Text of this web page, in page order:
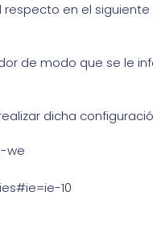
en el siguiente
de modo que se le
dicha
we
10